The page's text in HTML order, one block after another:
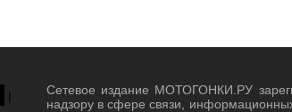
|
Сетевое издание МОТОГОНКИ.РУ
надзору в сфере связи,